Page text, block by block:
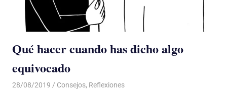
Qué hacer cuando has dicho algo
equivocado
28/08/2019 De todo un Poco
Consejos, Reflexiones